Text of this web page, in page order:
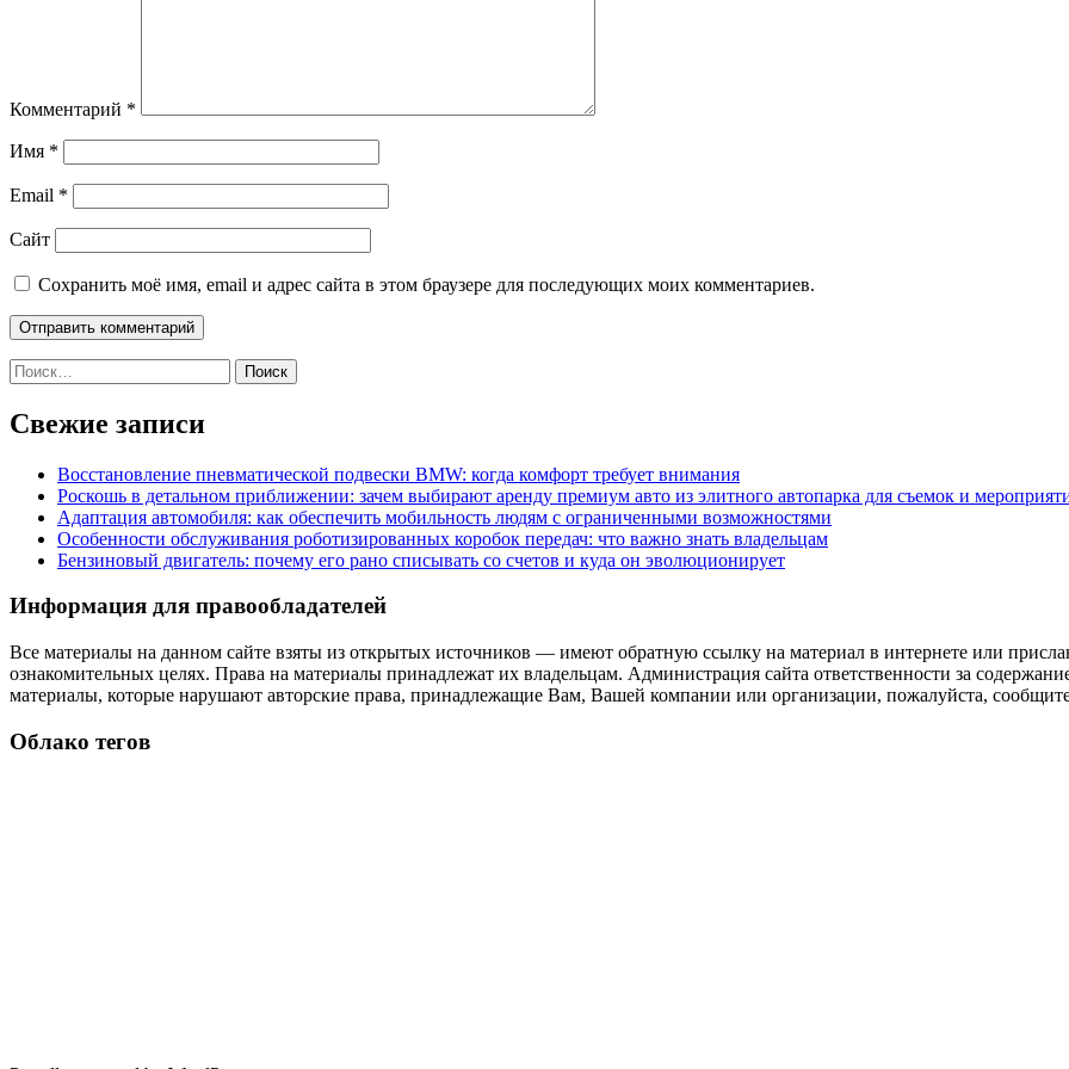
Комментарий *
Имя *
Email *
Сайт
Сохранить моё имя, email и адрес сайта в этом браузере для последующих моих комментариев.
Найти:
Свежие записи
Восстановление пневматической подвески BMW: когда комфорт требует внимания
Роскошь в детальном приближении: зачем выбирают аренду премиум авто из элитного автопарка для съемок и
Адаптация автомобиля: как обеспечить мобильность людям с ограниченными возможностями
Особенности обслуживания роботизированных коробок передач: что важно знать владельцам
Бензиновый двигатель: почему его рано списывать со счетов и куда он эволюционирует
Информация для правообладателей
Все материалы на данном сайте взяты из открытых источников — имеют обратную ссылку на материал в интернете или
ознакомительных целях. Права на материалы принадлежат их владельцам. Администрация сайта ответственности за
материалы, которые нарушают авторские права, принадлежащие Вам, Вашей компании или организации, пожалуйста,
Облако тегов